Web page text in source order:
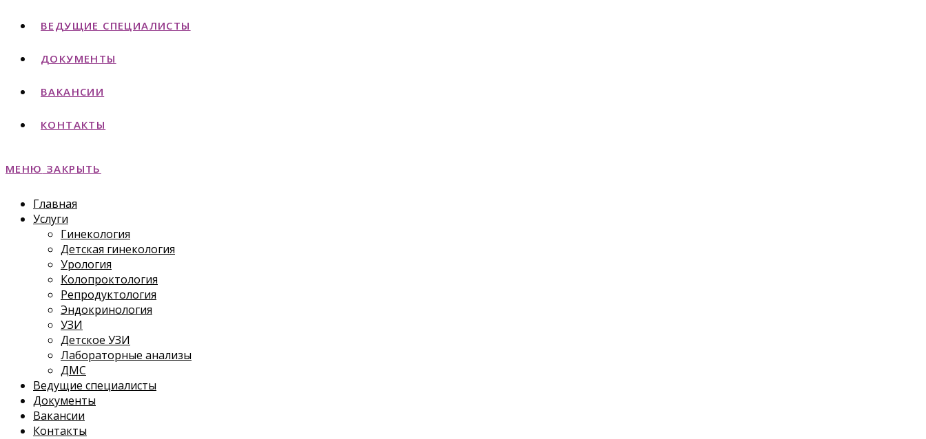
ВЕДУЩИЕ СПЕЦИАЛИСТЫ
ДОКУМЕНТЫ
ВАКАНСИИ
КОНТАКТЫ
МЕНЮ ЗАКРЫТЬ
Главная
Услуги
Гинекология
Детская гинекология
Урология
Колопроктология
Репродуктология
Эндокринология
УЗИ
Детское УЗИ
Лабораторные анализы
ДМС
Ведущие специалисты
Документы
Вакансии
Контакты